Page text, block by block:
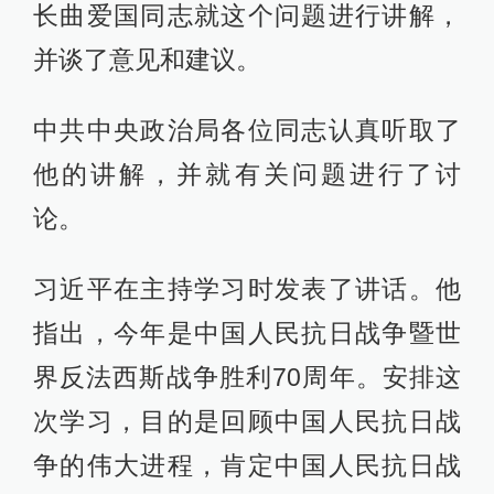
长曲爱国同志就这个问题进行讲解，
并谈了意见和建议。
中共中央政治局各位同志认真听取了
他的讲解，并就有关问题进行了讨
论。
习近平在主持学习时发表了讲话。他
指出，今年是中国人民抗日战争暨世
界反法西斯战争胜利70周年。安排这
次学习，目的是回顾中国人民抗日战
争的伟大进程，肯定中国人民抗日战